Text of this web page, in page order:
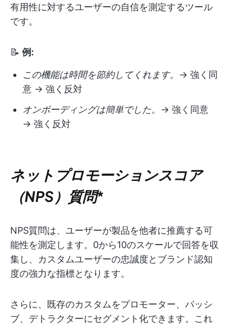
有用性に対するユーザーの自信を測定するツール
です。
📝 例:
この機能は時間を節約してくれます。 → 強く同
意 → 強く反対
オンボーディングは簡単でした。 → 強く同意
→ 強く反対
ネットプロモーションスコア
（NPS）質問*
NPS質問は、ユーザーが製品を他者に推薦する可
能性を測定します。0から10のスケールで回答を収
集し、カスタムユーザーの忠誠度とブランド認知
度の強力な指標となります。
さらに、既存のカスタムをプロモーター、パッシ
ブ、デトラクターにセグメント化できます。これ